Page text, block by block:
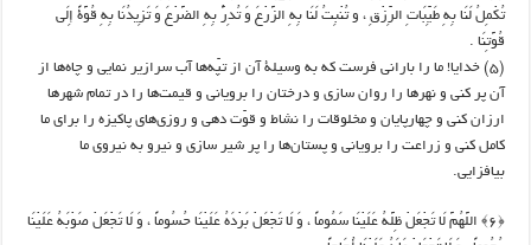
تُكْمِلُ لَنَا بِهِ طَيِّبَاتِ الرِّزْقِ ، و تُنْبِتُ لَنَا بِهِ الزَّرْعَ وَ تُدِرُّ بِهِ الضَّرْعَ وَ تَزِيدُنَا بِهِ قُوَّةً إِلَي
قُوَّتِنَا .
(۵) خدایا! ما را بارانی فرست که به وسیلۀ آن از تپّه‌ها آب سرازیر نمایی و چاه‌ها از
آن پر کنی و نهرها را روان سازی و درختان را برویانی و قیمت‌ها را در تمام شهرها
ارزان کنی و چهارپایان و مخلوقات را نشاط و قوّت دهی و روزی‌های پاکیزه را برای ما
کامل کنی و زراعت را برویانی و پستان‌ها را پر شیر سازی و نیرو به نیروی ما
بیافزایی.
﴿۶﴾ اللَّهُمَّ لَا تَجْعَلْ ظِلَّهُ عَلَيْنَا سَمُوماً ، وَ لَا تَجْعَلْ بَرْدَهُ عَلَيْنَا حُسُوماً ، وَ لَا تَجْعَلْ صَوْبَهُ عَلَيْنَا